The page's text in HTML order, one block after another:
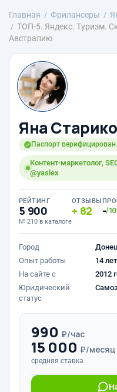
Главная Фрилансеры
ТОП-5. Яндекс. Туризм.
Австралию
Яна
Паспорт верифицирован
Контент-маркетолог,
@yaslex
РЕЙТИНГ
5 900
№ 210 в каталоге
ОТЗЫВЫ
82 -/10
Город
Опыт работы
14 лет
На сайте с
2012
Юридический
статус
990 ₽/час
15 000 ₽/месяц
средняя ставка